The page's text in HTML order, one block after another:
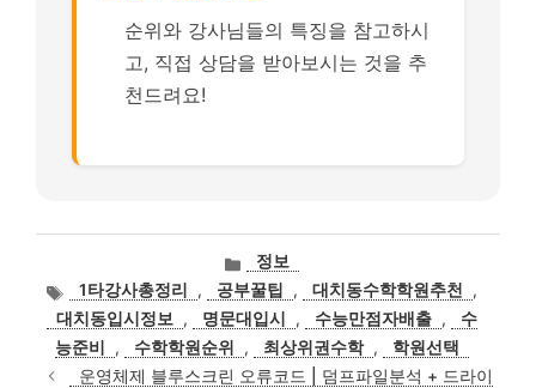
순위와 강사님들의 특징을 참고하시
고, 직접 상담을 받아보시는 것을 추
천드려요!
카
테
고
리
정보
태
그
1타강사총정리 , 공부꿀팁 , 대치동수학학원추천
,
대치동입시정보
, 명문대입시 , 수능만점자배출 ,
수
능준비
, 수학학원순위 , 최상위권수학 ,
학원선택
운영체제 블루스크린 오류코드 | 덤프파일분석 + 드라이